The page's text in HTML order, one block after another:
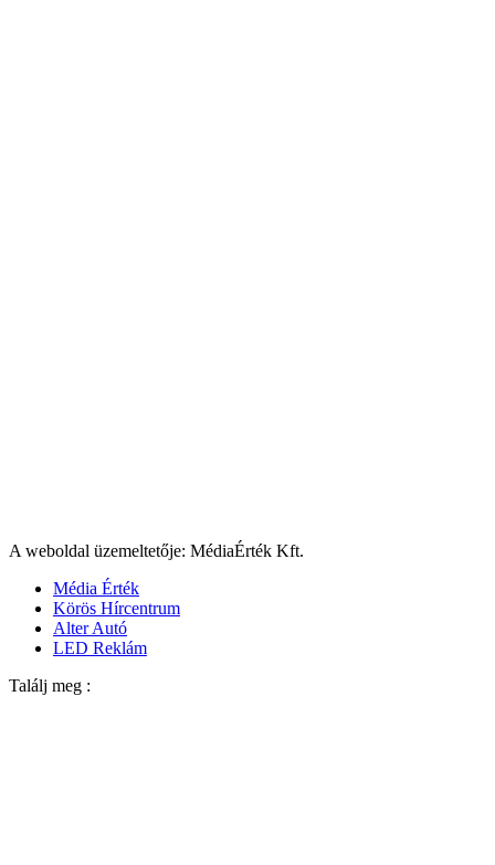
A weboldal üzemeltetője: MédiaÉrték Kft.
Média Érték
Körös Hírcentrum
Alter Autó
LED Reklám
Találj meg :